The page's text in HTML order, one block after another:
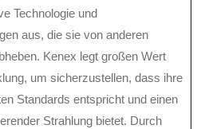
Technologie und
aus, die sie von anderen
Kenex legt großen Wert
um sicherzustellen, dass ihre
Standards entspricht und einen
Strahlung bietet. Durch